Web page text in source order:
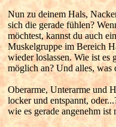
Nun zu deinem Hals,
sich die gerade fühlen?
möchtest, kannst du auch
Muskelgruppe im Bereich
wieder loslassen. Wie ist es
möglich an? Und alles, was
Oberarme, Unterarme und
locker und entspannt,
wie es gerade angenehm